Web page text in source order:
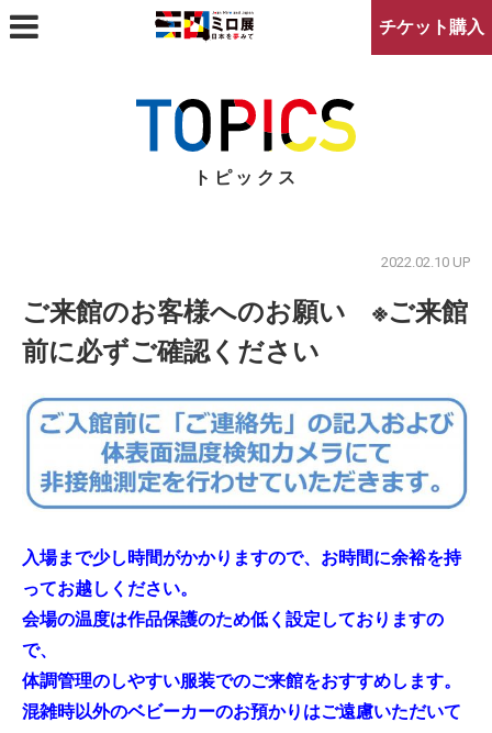
チケット購入
トピックス
2022.02.10 UP
ご来館のお客様へのお願い ※ご来館
前に必ずご確認ください
入場まで少し時間がかかりますので、お時間に余裕を持
ってお越しください。
会場の温度は作品保護のため低く設定しておりますの
で、
体調管理のしやすい服装でのご来館をおすすめします。
混雑時以外のベビーカーのお預かりはご遠慮いただいて